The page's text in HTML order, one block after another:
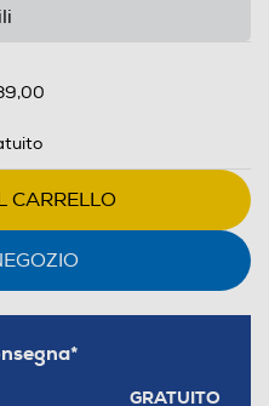
CARRELLO
GRATUITO